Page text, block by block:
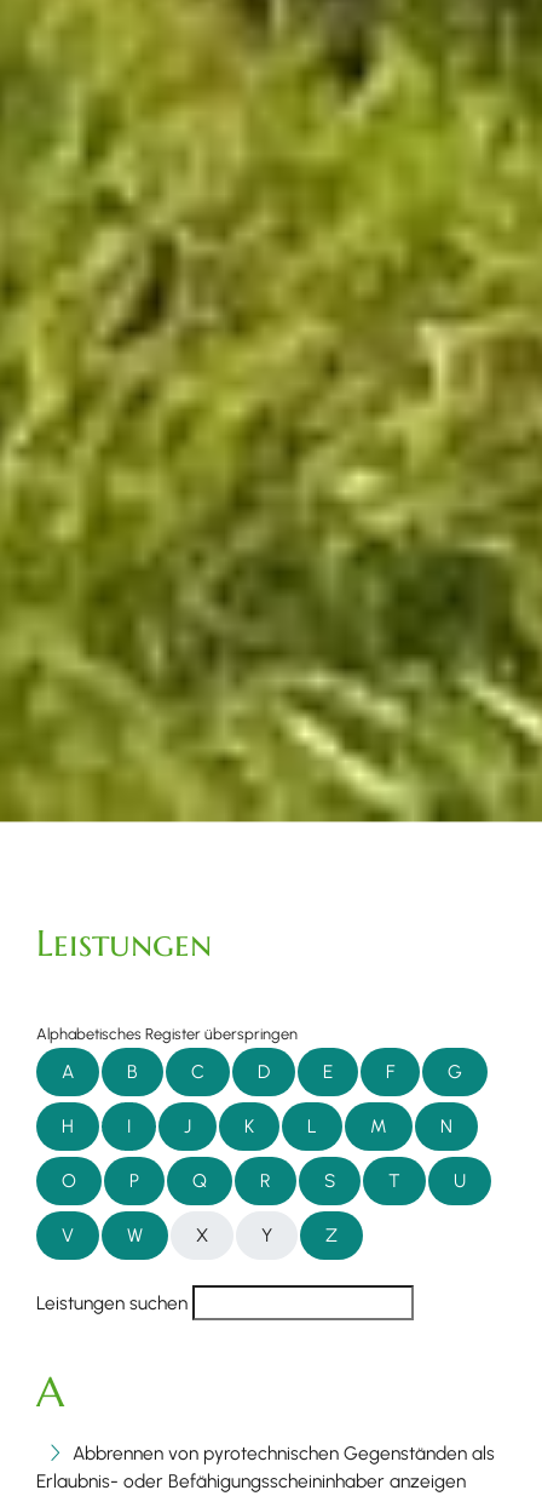
Leistungen
Alphabetisches Register überspringen
A B C D E F G
H I J K L M N
O P Q R S T U
V W X Y Z
Leistungen suchen
A
Abbrennen von pyrotechnischen Gegenständen als
Erlaubnis- oder Befähigungsscheininhaber anzeigen